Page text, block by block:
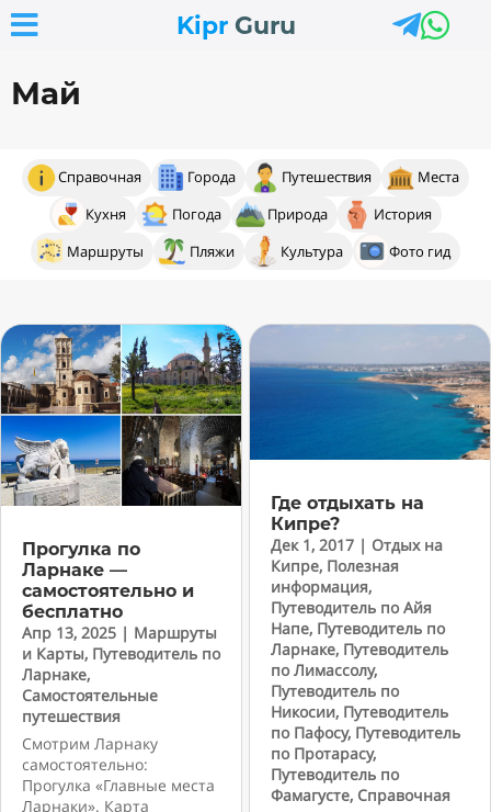
Kipr Guru
 
Май
Справочная Города Путешествия
Места
Кухня
Погода Природа
История
Маршруты
Пляжи Культура Фото гид
Прогулка по
Ларнаке —
самостоятельно и
бесплатно
Апр 13, 2025 | Маршруты
и Карты, Путеводитель по
Ларнаке,
Самостоятельные
путешествия
Смотрим Ларнаку
самостоятельно:
Прогулка «Главные места
Ларнаки». Карта
Где отдыхать на
Кипре?
Дек 1, 2017 | Отдых на
Кипре, Полезная
информация,
Путеводитель по Айя
Напе, Путеводитель по
Ларнаке, Путеводитель
по Лимассолу,
Путеводитель по
Никосии, Путеводитель
по Пафосу, Путеводитель
по Протарасу,
Путеводитель по
Фамагусте, Справочная